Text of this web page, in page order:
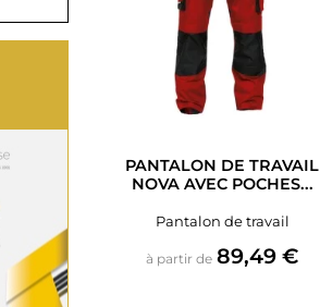
PANTALON DE TRAVAIL
NOVA AVEC POCHES...
Pantalon de travail
à partir de Prix
89,49 €